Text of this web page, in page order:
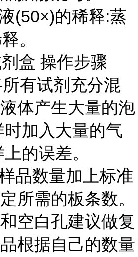
(50×)的稀释:蒸
。
盒 操作步骤
有试剂充分混
体产生大量的泡
加入大量的气
的误差。
品数量加上标准
所需的板条数。
空白孔建议做复
根据自己的数量